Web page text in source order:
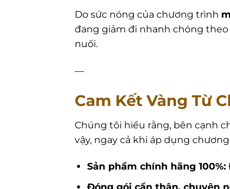
Do sức nóng của chương trình
đang giảm đi nhanh chóng
nuối.
—
Cam Kết Vàng Từ
Chúng tôi hiểu rằng, bên cạnh
vậy, ngay cả khi áp dụng
Sản phẩm chính hãng 100%: